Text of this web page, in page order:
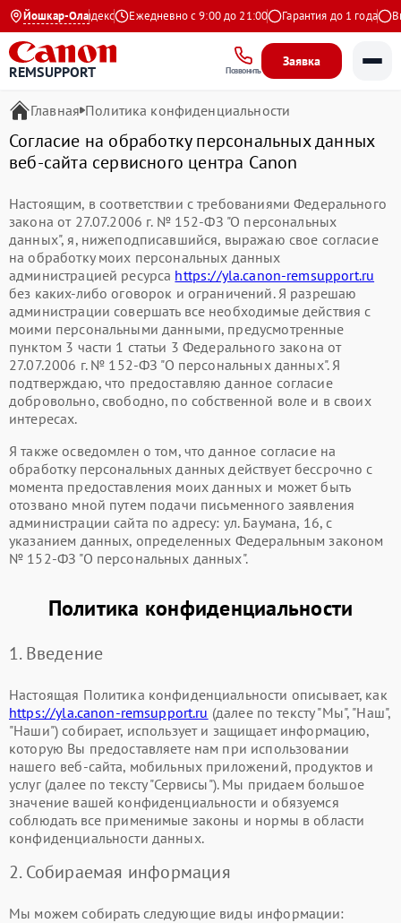
Йошкар-Ола
4.9 на Яндекс Ежедневно с 9:00 до 21:00 Гарантия до 1 года
REMSUPPORT Позвонить
Заявка
Главная Политика конфиденциальности
Согласие на обработку персональных данных
веб-сайта сервисного центра Canon
Настоящим, в соответствии с требованиями Федерального
закона от 27.07.2006 г. № 152-ФЗ "О персональных
данных", я, нижеподписавшийся, выражаю свое согласие
на обработку моих персональных данных
администрацией ресурса https://yla.canon-remsupport.ru
без каких-либо оговорок и ограничений. Я разрешаю
администрации совершать все необходимые действия с
моими персональными данными, предусмотренные
пунктом 3 части 1 статьи 3 Федерального закона от
27.07.2006 г. № 152-ФЗ "О персональных данных". Я
подтверждаю, что предоставляю данное согласие
добровольно, свободно, по собственной воле и в своих
интересах.
Я также осведомлен о том, что данное согласие на
обработку персональных данных действует бессрочно с
момента предоставления моих данных и может быть
отозвано мной путем подачи письменного заявления
администрации сайта по адресу: ул. Баумана, 16, с
указанием данных, определенных Федеральным законом
№ 152-ФЗ "О персональных данных".
Политика конфиденциальности
1. Введение
Настоящая Политика конфиденциальности описывает, как
https://yla.canon-remsupport.ru (далее по тексту "Мы", "Наш",
"Наши") собирает, использует и защищает информацию,
которую Вы предоставляете нам при использовании
нашего веб-сайта, мобильных приложений, продуктов и
услуг (далее по тексту "Сервисы"). Мы придаем большое
значение вашей конфиденциальности и обязуемся
соблюдать все применимые законы и нормы в области
конфиденциальности данных.
2. Собираемая информация
Мы можем собирать следующие виды информации: